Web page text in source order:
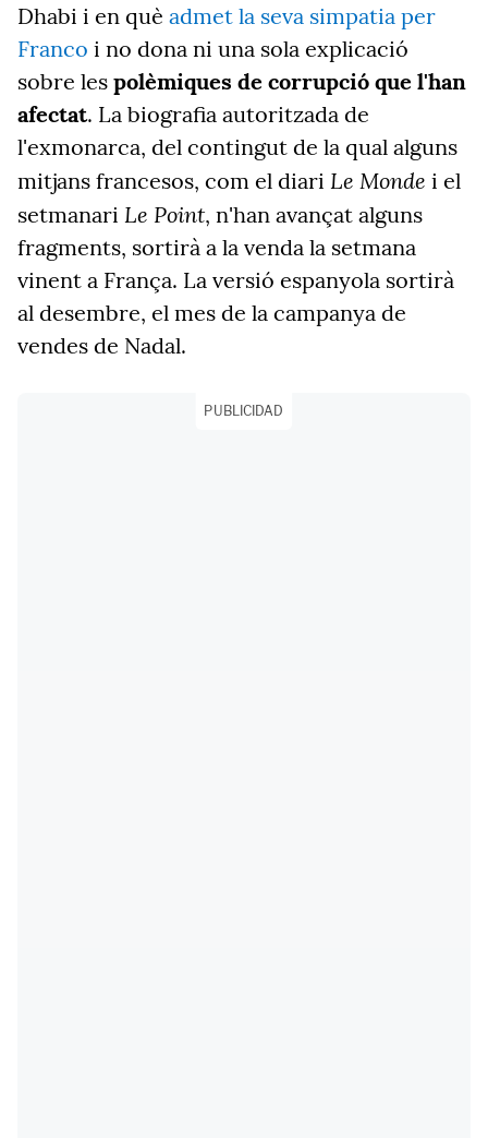
Dhabi i en què admet la seva simpatia per
Franco i no dona ni una sola explicació
sobre les polèmiques de corrupció que l'han
afectat. La biografia autoritzada de
l'exmonarca, del contingut de la qual alguns
mitjans francesos, com el diari Le Monde i el
setmanari Le Point, n'han avançat alguns
fragments, sortirà a la venda la setmana
vinent a França. La versió espanyola sortirà
al desembre, el mes de la campanya de
vendes de Nadal.
PUBLICIDAD